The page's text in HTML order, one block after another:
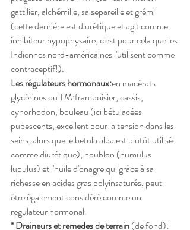
gattilier, alchémille, salsepareille et grémil
(cette dernière est diurétique et agit comme
inhibiteur hypophysaire, c'est pour cela que les
Indiennes nord-américaines l'utilisent comme
contraceptif!).
Les régulateurs hormonaux:en macérats
glycérines ou TM:framboisier, cassis,
cynorhodon, bouleau (ici bétulacées
pubescents, excellent pour la tension dans les
seins, alors que le betula alba est plutôt utilisé
comme diurétique), houblon (humulus
lupulus) et l'huile d'onagre qui grâce à sa
richesse en acides gras polyinsaturés, peut
être également considéré comme un
regulateur hormonal.
* Draineurs et remedes de terrain (de fond):